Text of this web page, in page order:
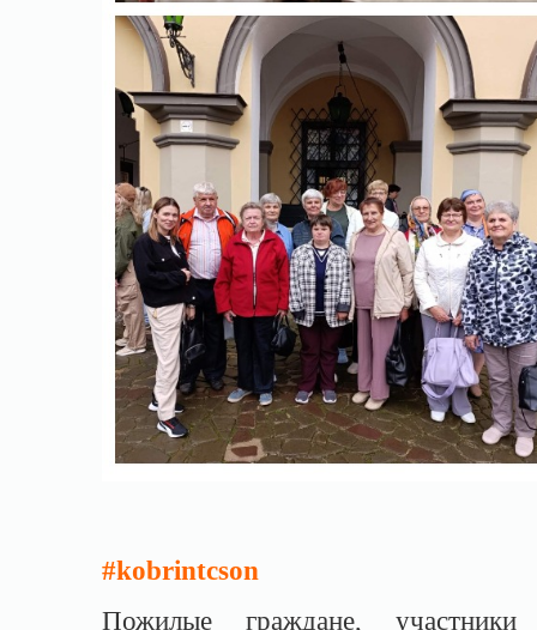
#kobrintcson
Пожилые граждане, участники